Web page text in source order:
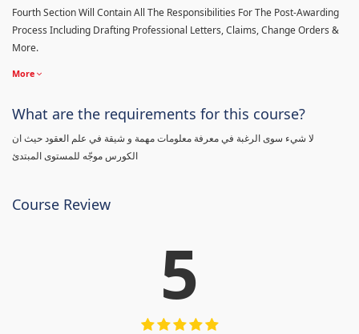
Fourth Section Will Contain All The Responsibilities For The Post-Awarding
Process Including Drafting Professional Letters, Claims, Change Orders &
More.
More
What are the requirements for this course?
لا شيء سوى الرغبة في معرفة معلومات مهمة و شيقة في علم العقود حيث ان
الكورس موجّه للمستوى المبتدئ
Course Review
5